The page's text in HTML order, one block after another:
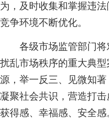
为，及时收集和掌握违
竞争环境不断优化。
各级市场监管部门将
扰乱市场秩序的重大典
源，举一反三、见微知
凝聚社会共识，营造打
获得感、幸福感、安全感